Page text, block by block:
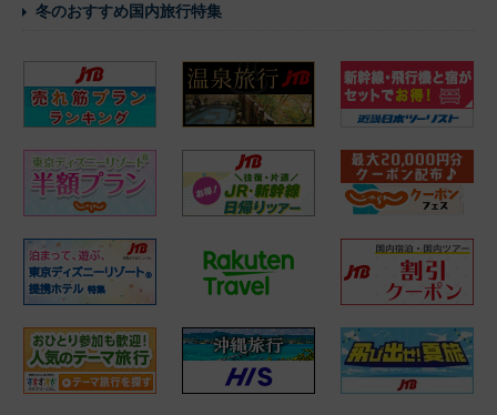
冬のおすすめ国内旅行特集